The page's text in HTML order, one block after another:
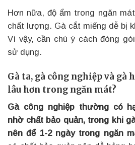
Hơn nữa, độ ẩm trong ngăn
chất lượng. Gà cắt miếng dễ bị
Vì vậy, cần chú ý cách đóng
sử dụng.
Gà ta, gà công nghiệp và gà
lâu hơn trong ngăn mát?
Gà công nghiệp thường có
nhờ chất bảo quản, trong khi
nên để 1-2 ngày trong ngăn